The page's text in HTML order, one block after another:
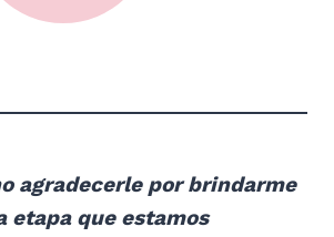
agradecerle por brindarme
etapa que estamos